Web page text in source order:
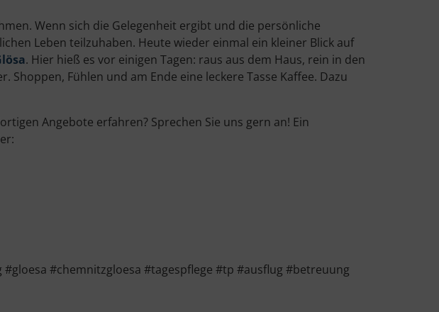
Wenn sich die Gelegenheit ergibt und die persönliche
Leben teilzuhaben. Heute wieder einmal ein kleiner Blick auf
. Hier hieß es vor einigen Tagen: raus aus dem Haus, rein in den
Fühlen und am Ende eine leckere Tasse Kaffee. Dazu
Angebote erfahren? Sprechen Sie uns gern an! Ein
#chemnitzgloesa #tagespflege #tp #ausflug #betreuung